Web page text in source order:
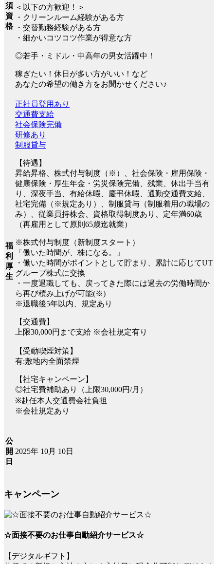
須
資
格
＜以下の方歓迎！＞
・クリーンルーム経験がある方
・交替勤務経験がある方
・細かいコツコツ作業が得意な方
◎若手・ミドル・中高年の男女活躍中！
稼ぎたい！休日が多い方がいい！など
あなたの希望の働き方をお聞かせください♪
福
利
厚
生
正社員登用あり
交通費支給
社会保険完備
研修あり
制服貸与
【待遇】
昇給昇格、株式付与制度（※）、社会保険・雇用保険・
健康保険・厚生年金・労災保険完備、残業、休出手当有
り、深夜手当、有給休暇、慶弔休暇、通勤交通費支給、
社宅完備（※規定あり）、制服貸与（制服着用の職場の
み）、従業員持株会、資格取得制度あり、定年満60歳
（再雇用として原則65歳迄就業）
※株式付与制度（新制度スタート）
「働いた時間が、株になる。」
・働いた時間がポイントとして貯まり、累計に応じてUT
グループ株式に交換
・一度退職しても、戻ってきた際には過去の労働時間か
ら再び積み上げが可能(※)
※退職後5年以内、規定あり
【交通費】
上限30,000円まで支給 ※会社規定有り
【受動喫煙対策】
有:敷地内全面禁煙
【社宅キャンペーン】
◎社宅費補助あり（上限30,000円/月）
※赴任本人交通費会社負担
※会社規定あり
公
開
日
2025年 10月 10日
キャンペーン
☆面接不要のお仕事自動紹介サービス☆
【デジタルギフト】